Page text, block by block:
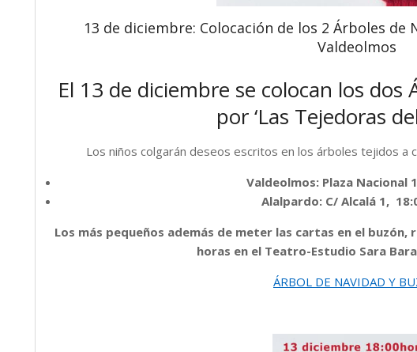
13 de diciembre: Colocación de los 2 Árboles de
Valdeolmos
El 13 de diciembre se colocan los dos
por ‘Las Tejedoras
Los niños colgarán deseos escritos en los árboles tejidos a
Valdeolmos: Plaza Nacional
Alalpardo: C/ Alcalá 1,
Los más pequeños además de meter las cartas en el buzón,
horas en el Teatro-Estudio Sara
ÁRBOL DE NAVIDAD Y